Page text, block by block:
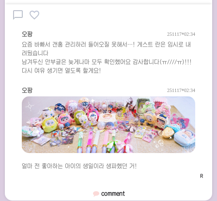
chat_bubble_outline favorite_border
오팡 251117*02:34
요즘 바빠서 갠홈 관리하러 들어오질 못해서…! 게스트 란은 임시로 내
려뒀습니다
남겨두신 안부글은 늦게나마 모두 확인했어요 감사합니다(ㅠ////ㅠ)!!!
다시 여유 생기면 열도록 할게요!
오팡 251117*02:34
얼마 전 좋아하는 아이의 생일이라 생파했던 거!
comment